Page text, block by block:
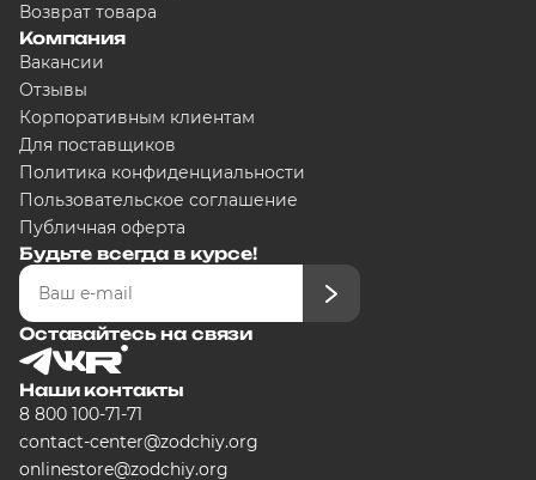
любого банка
Получайте товар выбранный
Оставшиеся части будут
об оплате Плайтом
Возврат товара
Компания
Вакансии
Отзывы
Корпоративным клиентам
Для поставщиков
Политика конфиденциальности
Пользовательское соглашение
Публичная оферта
Будьте всегда в курсе!
Оставайтесь на связи
Наши контакты
8 800 100-71-71
contact-center@zodchiy.org
onlinestore@zodchiy.org